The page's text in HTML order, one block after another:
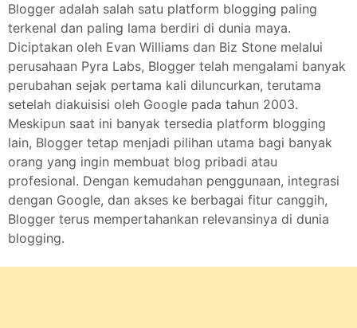
Blogger adalah salah satu platform blogging paling
terkenal dan paling lama berdiri di dunia maya.
Diciptakan oleh Evan Williams dan Biz Stone melalui
perusahaan Pyra Labs, Blogger telah mengalami banyak
perubahan sejak pertama kali diluncurkan, terutama
setelah diakuisisi oleh Google pada tahun 2003.
Meskipun saat ini banyak tersedia platform blogging
lain, Blogger tetap menjadi pilihan utama bagi banyak
orang yang ingin membuat blog pribadi atau
profesional. Dengan kemudahan penggunaan, integrasi
dengan Google, dan akses ke berbagai fitur canggih,
Blogger terus mempertahankan relevansinya di dunia
blogging.